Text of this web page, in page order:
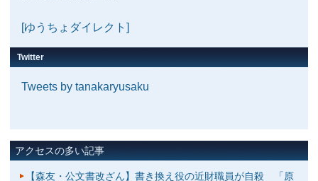
[ゆうちょダイレクト]
Twitter
Tweets by tanakaryusaku
アクセスの多い記事
【森友・公文書改ざん】書き換え役の近財職員が自殺 「原